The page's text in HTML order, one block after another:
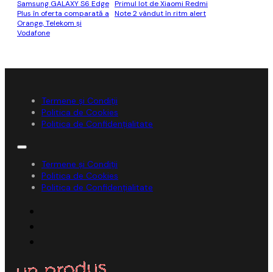
Samsung GALAXY S6 Edge
Plus în oferta comparată a
Orange, Telekom și
Vodafone
Primul lot de Xiaomi Redmi
Note 2 vândut în ritm alert
Termene și Condiții
Politica de Cookies
Politica de Confidențialitate
Termene și Condiții
Politica de Cookies
Politica de Confidențialitate